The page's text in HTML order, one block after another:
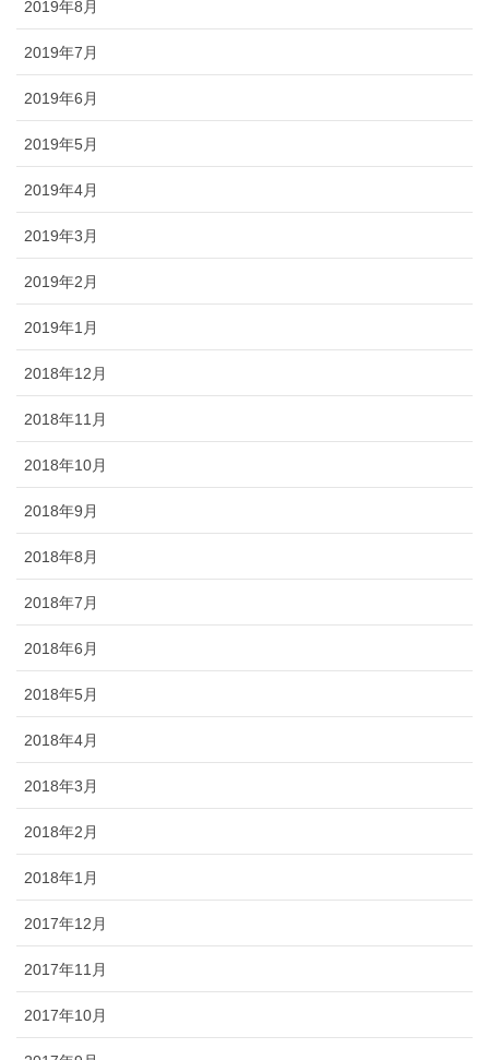
2019年8月
2019年7月
2019年6月
2019年5月
2019年4月
2019年3月
2019年2月
2019年1月
2018年12月
2018年11月
2018年10月
2018年9月
2018年8月
2018年7月
2018年6月
2018年5月
2018年4月
2018年3月
2018年2月
2018年1月
2017年12月
2017年11月
2017年10月